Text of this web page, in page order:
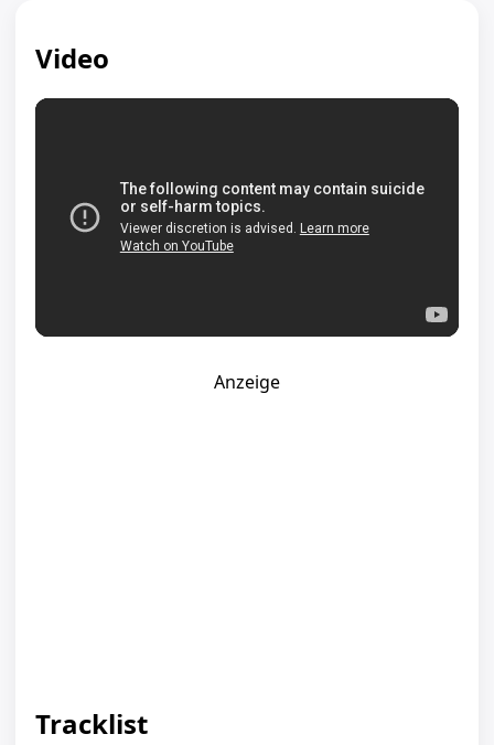
Video
Anzeige
Tracklist